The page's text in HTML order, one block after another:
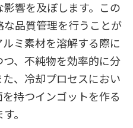
響を及ぼします。この
品質管理を行うことが
ミ素材を溶解する際に
、不純物を効率的に分
、冷却プロセスにおい
持つインゴットを作る
。